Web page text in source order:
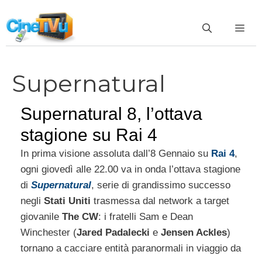
al
contenuto
Supernatural
Supernatural 8, l’ottava
stagione su Rai 4
In prima visione assoluta dall’8 Gennaio su Rai 4,
ogni giovedì alle 22.00 va in onda l’ottava stagione
di Supernatural, serie di grandissimo successo
negli Stati Uniti trasmessa dal network a target
giovanile The CW: i fratelli Sam e Dean
Winchester (Jared Padalecki e Jensen Ackles)
tornano a cacciare entità paranormali in viaggio da